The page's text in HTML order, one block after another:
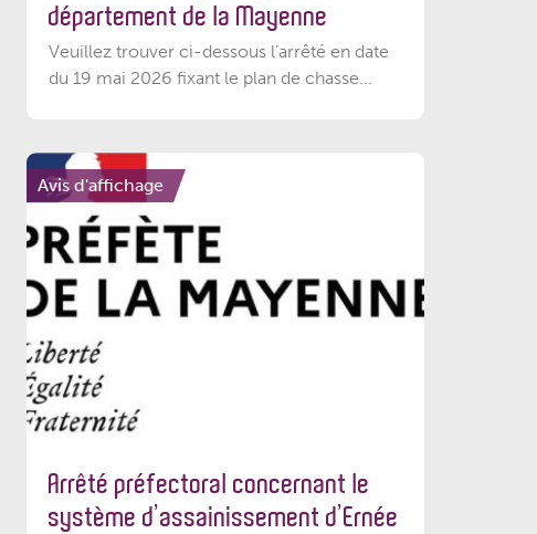
département de la Mayenne
Veuillez trouver ci-dessous l’arrêté en date
du 19 mai 2026 fixant le plan de chasse...
Avis d'affichage
Arrêté préfectoral concernant le
système d’assainissement d’Ernée